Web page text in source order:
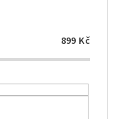
899 Kč